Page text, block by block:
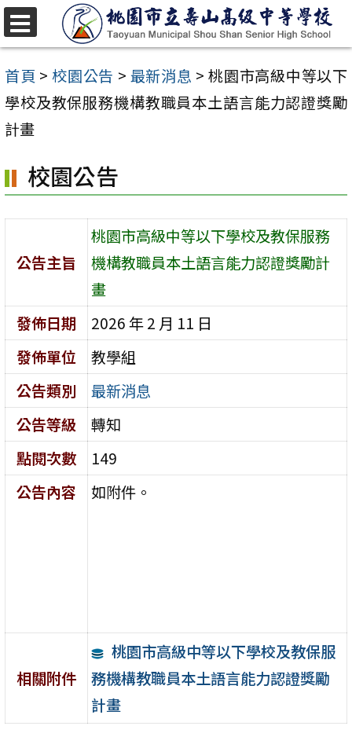
跳
至
主
要
內
區
首頁 > 校園公告 > 最新消息 > 桃園市高級中等以下
學校及教保服務機構教職員本土語言能力認證獎勵
計畫
校園公告
公告主旨
桃園市高級中等以下學校及教保服務
機構教職員本土語言能力認證獎勵計
畫
發佈日期
2026 年 2 月 11 日
發佈單位
教學組
公告類別
最新消息
公告等級
轉知
點閱次數
149
公告內容
如附件。
相關附件
桃園市高級中等以下學校及教保服
務機構教職員本土語言能力認證獎勵
計畫
選
單